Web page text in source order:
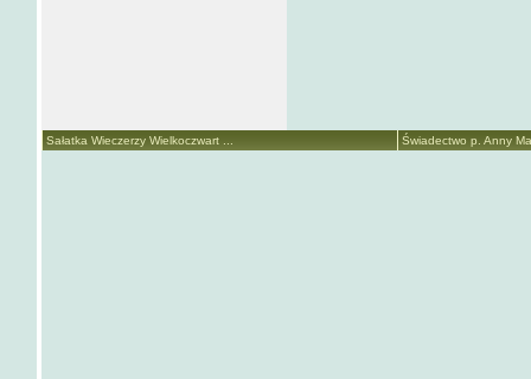
Sałatka Wieczerzy Wielkoczwart ... Świadectwo p. Anny